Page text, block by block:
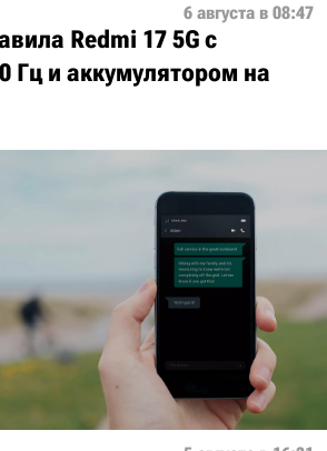
6 августа в 08:47
Redmi 17 5G с
Гц и аккумулятором на